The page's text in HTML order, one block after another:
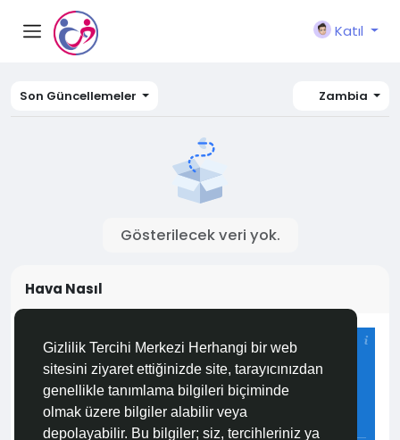
Gizlilik Tercihi Merkezi Herhangi bir web
sitesini ziyaret ettiğinizde site, tarayıcınızdan
genellikle tanımlama bilgileri biçiminde
olmak üzere bilgiler alabilir veya
depolayabilir. Bu bilgiler; siz, tercihleriniz ya
Katıl
Son Güncellemeler Zambia
Gösterilecek veri yok.
Hava Nasıl
Istanbul
29°C Az Bulutlu ve Açık
4.4 m/s 56%